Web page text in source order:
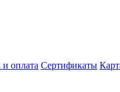
и оплата Сертификаты